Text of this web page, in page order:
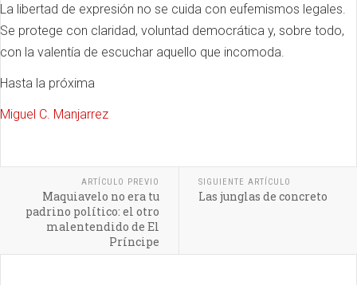
La libertad de expresión no se cuida con eufemismos legales.
Se protege con claridad, voluntad democrática y, sobre todo,
con la valentía de escuchar aquello que incomoda.
Hasta la próxima
Miguel C. Manjarrez
ARTÍCULO PREVIO
Maquiavelo no era tu
padrino político: el otro
malentendido de El
Príncipe
SIGUIENTE ARTÍCULO
Las junglas de concreto